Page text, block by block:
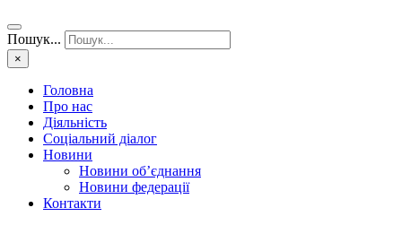
Пошук...
×
Головна
Про нас
Діяльність
Соціальний діалог
Новини
Новини об’єднання
Новини федерації
Контакти